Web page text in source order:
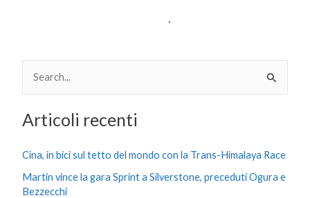
r
a
:
Articoli recenti
Cina, in bici sul tetto del mondo con la Trans-Himalaya Race
Martin vince la gara Sprint a Silverstone, preceduti Ogura e
Bezzecchi